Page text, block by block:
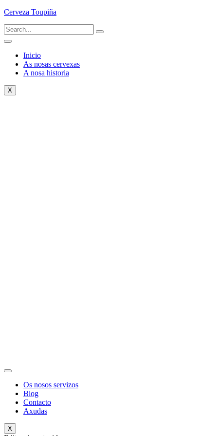
Cerveza Toupiña
Inicio
As nosas cervexas
A nosa historia
X
Os nosos servizos
Blog
Contacto
Axudas
X